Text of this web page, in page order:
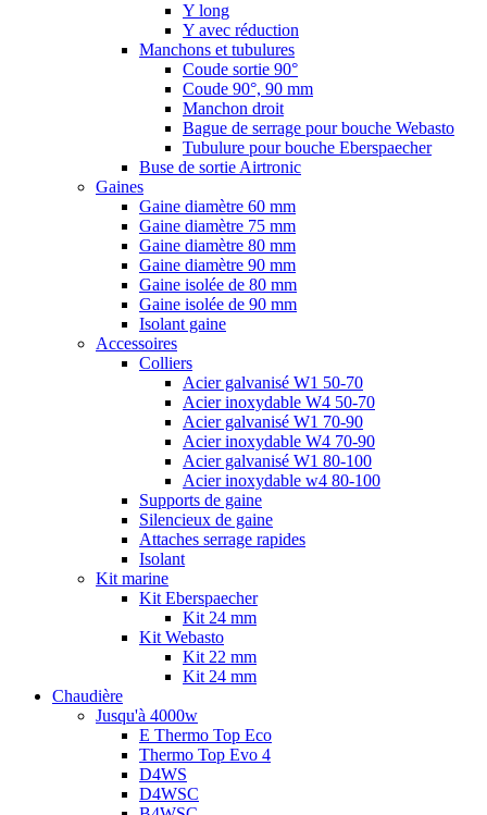
Y long
Y avec réduction
Manchons et tubulures
Coude sortie 90°
Coude 90°, 90 mm
Manchon droit
Bague de serrage pour bouche Webasto
Tubulure pour bouche Eberspaecher
Buse de sortie Airtronic
Gaines
Gaine diamètre 60 mm
Gaine diamètre 75 mm
Gaine diamètre 80 mm
Gaine diamètre 90 mm
Gaine isolée de 80 mm
Gaine isolée de 90 mm
Isolant gaine
Accessoires
Colliers
Acier galvanisé W1 50-70
Acier inoxydable W4 50-70
Acier galvanisé W1 70-90
Acier inoxydable W4 70-90
Acier galvanisé W1 80-100
Acier inoxydable w4 80-100
Supports de gaine
Silencieux de gaine
Attaches serrage rapides
Isolant
Kit marine
Kit Eberspaecher
Kit 24 mm
Kit Webasto
Kit 22 mm
Kit 24 mm
Chaudière
Jusqu'à 4000w
E Thermo Top Eco
Thermo Top Evo 4
D4WS
D4WSC